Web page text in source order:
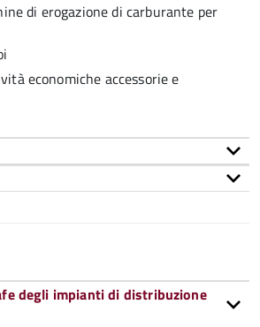
di erogazione di carburante per
economiche accessorie e
degli impianti di distribuzione